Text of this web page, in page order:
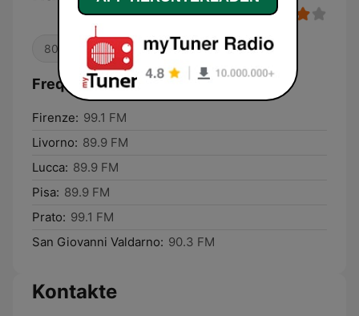
80er Oldies
Frequenzen Radio Mitology:
Firenze: 99.1 FM
Livorno: 89.9 FM
Lucca: 89.9 FM
Pisa: 89.9 FM
Prato: 99.1 FM
San Giovanni Valdarno: 90.3 FM
Kontakte